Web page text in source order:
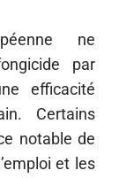
ne
par
efficacité
Certains
notable de
et les